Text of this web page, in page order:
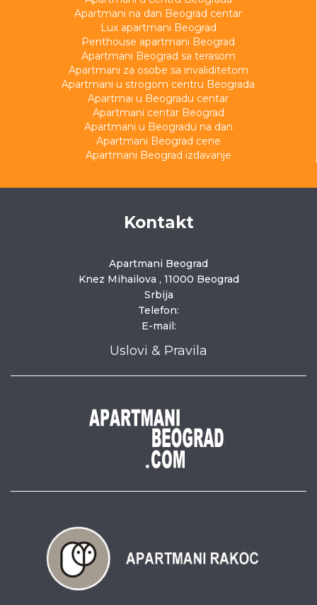
Apartmani na dan Beograd centar
Lux apartmani Beograd
Penthouse apartmani Beograd
Apartmani Beograd sa terasom
Apartmani za osobe sa invaliditetom
Apartmani u strogom centru Beograda
Apartmai u Beogradu centar
Apartmani centar Beograd
Apartmani u Beogradu na dan
Apartmani Beograd cene
Apartmani Beograd izdavanje
Kontakt
Apartmani Beograd
Knez Mihailova , 11000 Beograd
Srbija
Telefon:
E-mail:
Uslovi & Pravila